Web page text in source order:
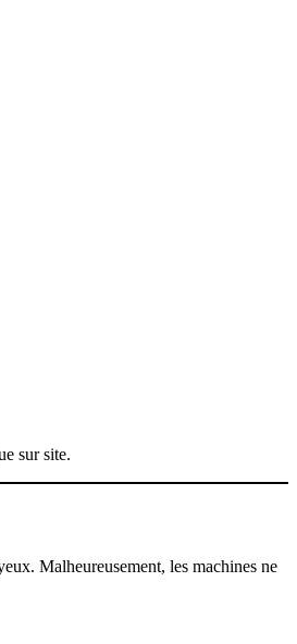
sur site.
Malheureusement, les machines ne